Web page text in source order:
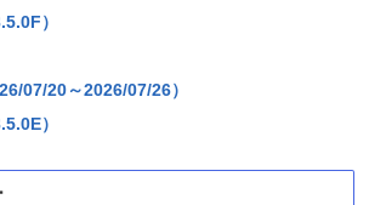
）
07/20～2026/07/26）
）